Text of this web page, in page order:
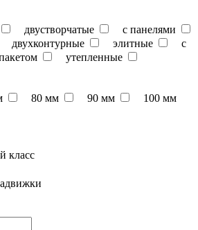
двустворчатые
с панелями
двухконтурные элитные
с
утепленные
80 мм 90 мм 100 мм
класс